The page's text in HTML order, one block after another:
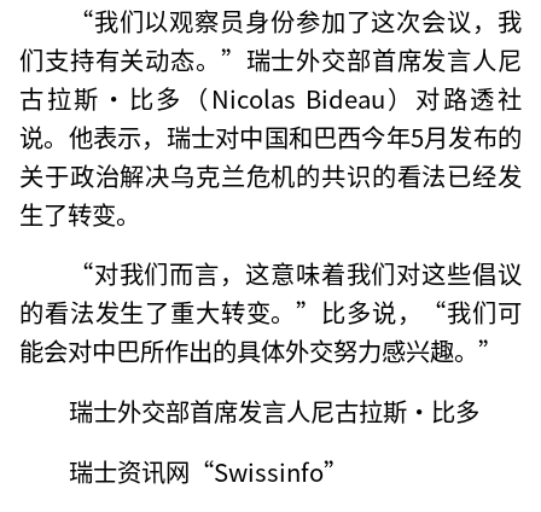
“我们以观察员身份参加了这次会议，我
们支持有关动态。”瑞士外交部首席发言人尼
古拉斯·比多（Nicolas Bideau）对路透社
说。他表示，瑞士对中国和巴西今年5月发布的
关于政治解决乌克兰危机的共识的看法已经发
生了转变。
“对我们而言，这意味着我们对这些倡议
的看法发生了重大转变。”比多说，“我们可
能会对中巴所作出的具体外交努力感兴趣。”
瑞士外交部首席发言人尼古拉斯·比多
瑞士资讯网“Swissinfo”